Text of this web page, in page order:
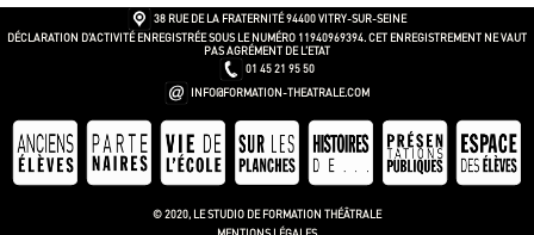
38 RUE DE LA FRATERNITÉ94400 VITRY-SUR-SEINE
DÉCLARATION D’ACTIVITÉ ENREGISTRÉE SOUS LE NUMÉRO 11940969394. CET ENREGISTREMENT NE VAUT
PAS AGRÉMENT DE L’ETAT
01 45 21 95 50
INFO@FORMATION-THEATRALE.COM
© 2020, LE STUDIO DE FORMATION THÉÂTRALE